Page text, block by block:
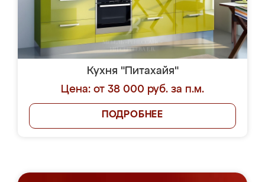
Кухня "Питахайя"
Цена: от 38 000 руб. за п.м.
ПОДРОБНЕЕ